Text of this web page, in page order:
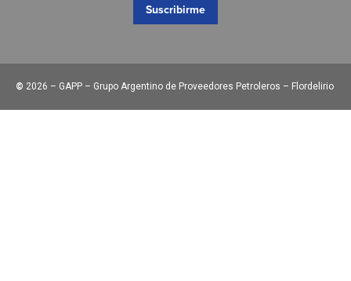
Suscribirme
© 2026 – GAPP – Grupo Argentino de Proveedores Petroleros – Flordelirio